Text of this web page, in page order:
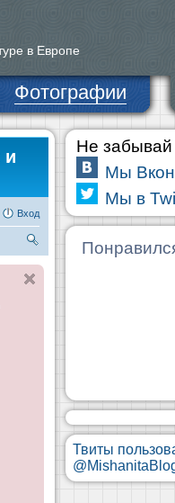
в Европе
Фотографии
и
Вход
ск
Не забывай
Мы
Мы в
Твиты